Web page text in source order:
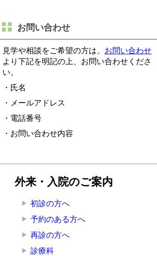
お問い合わせ
見学や相談をご希望の方は、 お問い合わせ
より下記を明記の上、お問い合わせくださ
い。
・氏名
・メールアドレス
・電話番号
・お問い合わせ内容
外来・入院のご案内
初診の方へ
予約のある方へ
再診の方へ
診療科